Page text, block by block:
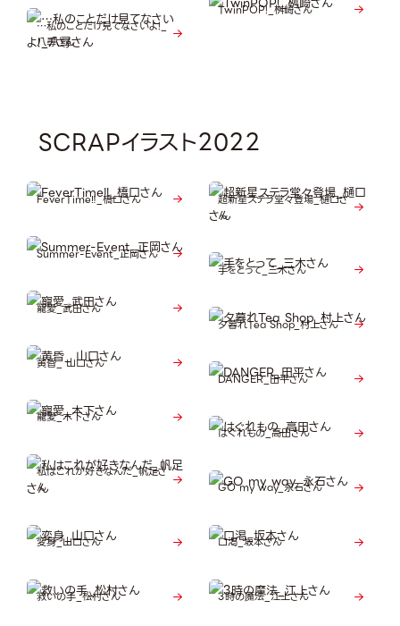
TwinPOP!_桝崎さん
…私のことだけ見てなさいよ!_
八尋さん
SCRAPイラスト2022
FeverTime‼_橋口さん
超新星ステラ堂々登場_樋口さ
ん
Summer-Event_正岡さん
手をとって_三木さん
寵愛_武田さん
夕暮れTea Shop_村上さん
黄昏_ 山口さん
DANGER_田平さん
寵愛_木下さん
はぐれもの_高田さん
私はこれが好きなんだ_帆足さ
ん
GO my way_永石さん
変身_山口さん 口渇_坂本さん
救いの手_松村さん 3時の魔法_江上さん